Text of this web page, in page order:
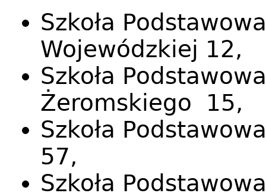
Szkoła
Wojewódzkiej 12,
Szkoła
Żeromskiego 15,
Szkoła
57,
Szkoła